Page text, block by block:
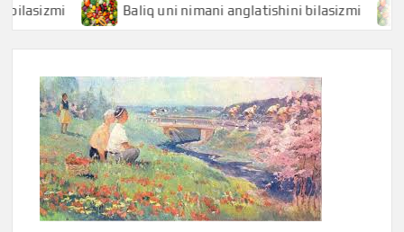
Baliq uni nimani anglatishini bilasizmi